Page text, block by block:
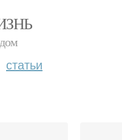
статьи